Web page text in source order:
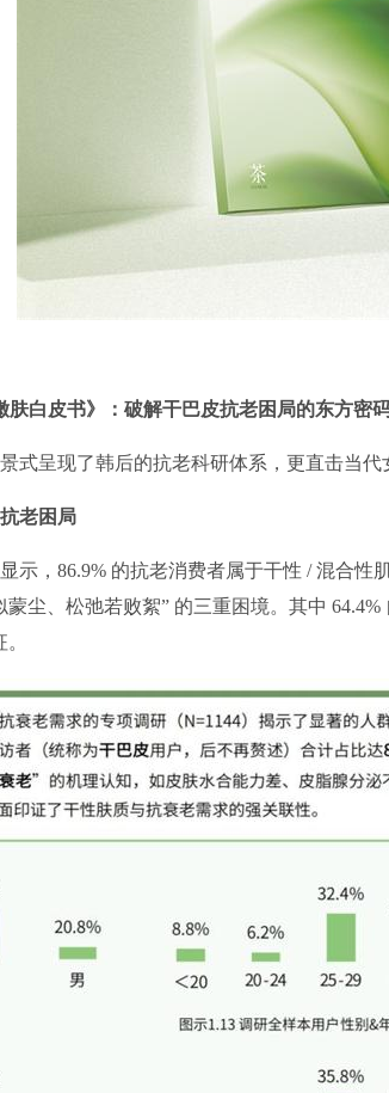
肤白皮书》：破解干巴皮抗老困局的东方密
式呈现了韩后的抗老科研体系，更直击当代
老困局
示，86.9% 的抗老消费者属于干性 / 混合性
蒙尘、松弛若败絮” 的三重困境。其中